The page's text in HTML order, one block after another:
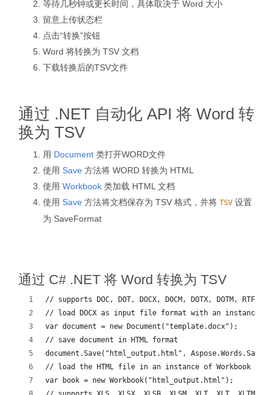
等待几秒钟或更长时间，具体取决于 Word 大小
留意上传状态栏
点击“转换”按钮
Word 将转换为 TSV 文档
下载转换后的TSV文件
通过 .NET 自动化 API 将 Word 转
换为 TSV
用 Document 类打开WORD文件
使用 Save 方法将 WORD 转换为 HTML
使用 Workbook 类加载 HTML 文档
使用 Save 方法将文档保存为 TSV 格式，并将 TSV 设置
为 SaveFormat
通过 C# .NET 将 Word 转换为 TSV
// supports DOC, DOT, DOCX, DOCM, DOTX, DOTM, RTF,
// load DOCX as input file format with an instance of
var document = new Document("template.docx");
// save document in HTML format
document.Save("html_output.html",
// load the HTML file in an instance of Workbook
var book = new Workbook("html_output.html");